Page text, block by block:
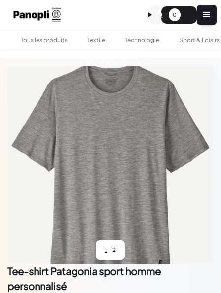
0
Tous les produits Textile Technologie Sport & Loisirs
1 2
Tee-shirt Patagonia sport homme
personnalisé